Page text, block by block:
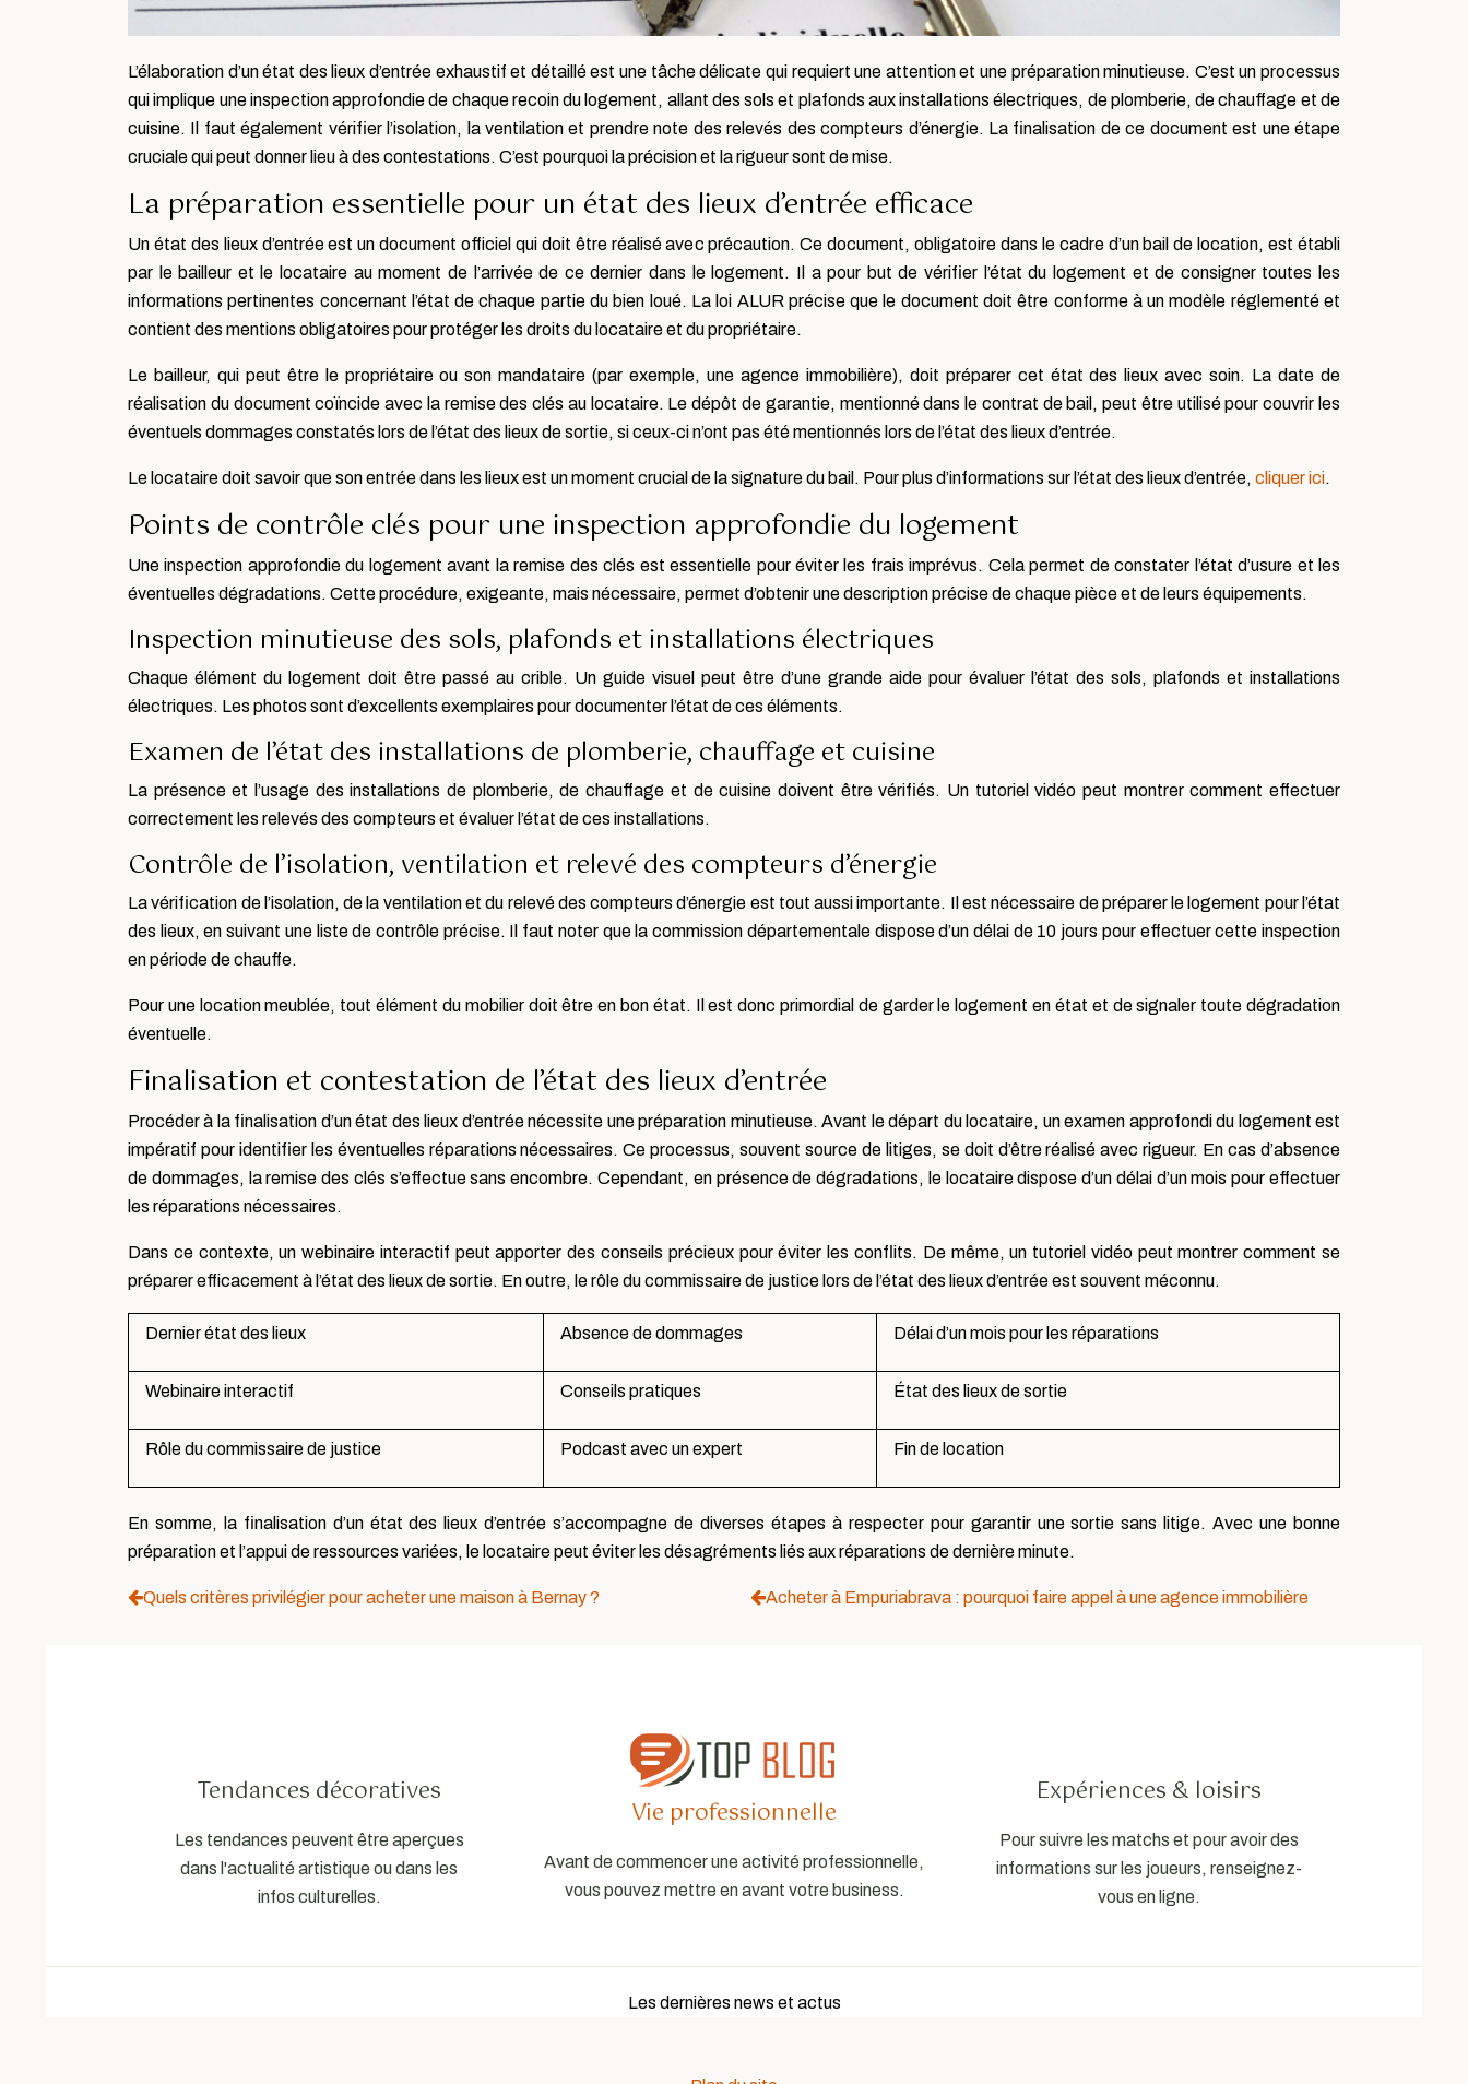
L’élaboration d’un état des lieux d’entrée exhaustif et détaillé est une tâche délicate qui requiert une attention et une préparation minutieuse. C’est un processus
qui implique une inspection approfondie de chaque recoin du logement, allant des sols et plafonds aux installations électriques, de plomberie, de chauffage et de
cuisine. Il faut également vérifier l’isolation, la ventilation et prendre note des relevés des compteurs d’énergie. La finalisation de ce document est une étape
cruciale qui peut donner lieu à des contestations. C’est pourquoi la précision et la rigueur sont de mise.
La préparation essentielle pour un état des lieux d’entrée efficace
Un état des lieux d’entrée est un document officiel qui doit être réalisé avec précaution. Ce document, obligatoire dans le cadre d’un bail de location, est établi
par le bailleur et le locataire au moment de l’arrivée de ce dernier dans le logement. Il a pour but de vérifier l’état du logement et de consigner toutes les
informations pertinentes concernant l’état de chaque partie du bien loué. La loi ALUR précise que le document doit être conforme à un modèle réglementé et
contient des mentions obligatoires pour protéger les droits du locataire et du propriétaire.
Le bailleur, qui peut être le propriétaire ou son mandataire (par exemple, une agence immobilière), doit préparer cet état des lieux avec soin. La date de
réalisation du document coïncide avec la remise des clés au locataire. Le dépôt de garantie, mentionné dans le contrat de bail, peut être utilisé pour couvrir les
éventuels dommages constatés lors de l’état des lieux de sortie, si ceux-ci n’ont pas été mentionnés lors de l’état des lieux d’entrée.
Le locataire doit savoir que son entrée dans les lieux est un moment crucial de la signature du bail. Pour plus d’informations sur l’état des lieux d’entrée, cliquer ici.
Points de contrôle clés pour une inspection approfondie du logement
Une inspection approfondie du logement avant la remise des clés est essentielle pour éviter les frais imprévus. Cela permet de constater l’état d’usure et les
éventuelles dégradations. Cette procédure, exigeante, mais nécessaire, permet d’obtenir une description précise de chaque pièce et de leurs équipements.
Inspection minutieuse des sols, plafonds et installations électriques
Chaque élément du logement doit être passé au crible. Un guide visuel peut être d’une grande aide pour évaluer l’état des sols, plafonds et installations
électriques. Les photos sont d’excellents exemplaires pour documenter l’état de ces éléments.
Examen de l’état des installations de plomberie, chauffage et cuisine
La présence et l’usage des installations de plomberie, de chauffage et de cuisine doivent être vérifiés. Un tutoriel vidéo peut montrer comment effectuer
correctement les relevés des compteurs et évaluer l’état de ces installations.
Contrôle de l’isolation, ventilation et relevé des compteurs d’énergie
La vérification de l’isolation, de la ventilation et du relevé des compteurs d’énergie est tout aussi importante. Il est nécessaire de préparer le logement pour l’état
des lieux, en suivant une liste de contrôle précise. Il faut noter que la commission départementale dispose d’un délai de 10 jours pour effectuer cette inspection
en période de chauffe.
Pour une location meublée, tout élément du mobilier doit être en bon état. Il est donc primordial de garder le logement en état et de signaler toute dégradation
éventuelle.
Finalisation et contestation de l’état des lieux d’entrée
Procéder à la finalisation d’un état des lieux d’entrée nécessite une préparation minutieuse. Avant le départ du locataire, un examen approfondi du logement est
impératif pour identifier les éventuelles réparations nécessaires. Ce processus, souvent source de litiges, se doit d’être réalisé avec rigueur. En cas d’absence
de dommages, la remise des clés s’effectue sans encombre. Cependant, en présence de dégradations, le locataire dispose d’un délai d’un mois pour effectuer
les réparations nécessaires.
Dans ce contexte, un webinaire interactif peut apporter des conseils précieux pour éviter les conflits. De même, un tutoriel vidéo peut montrer comment se
préparer efficacement à l’état des lieux de sortie. En outre, le rôle du commissaire de justice lors de l’état des lieux d’entrée est souvent méconnu.
Dernier état des lieux Absence de dommages Délai d’un mois pour les réparations
Webinaire interactif Conseils pratiques État des lieux de sortie
Rôle du commissaire de justice Podcast avec un expert Fin de location
En somme, la finalisation d’un état des lieux d’entrée s’accompagne de diverses étapes à respecter pour garantir une sortie sans litige. Avec une bonne
préparation et l’appui de ressources variées, le locataire peut éviter les désagréments liés aux réparations de dernière minute.
Quels critères privilégier pour acheter une maison à Bernay ? Acheter à Empuriabrava : pourquoi faire appel à une agence immobilière
Tendances décoratives
Les tendances peuvent être aperçues
dans l'actualité artistique ou dans les
infos culturelles.
Vie professionnelle
Avant de commencer une activité professionnelle,
vous pouvez mettre en avant votre business.
Expériences & loisirs
Pour suivre les matchs et pour avoir des
informations sur les joueurs, renseignez-
vous en ligne.
Les dernières news et actus